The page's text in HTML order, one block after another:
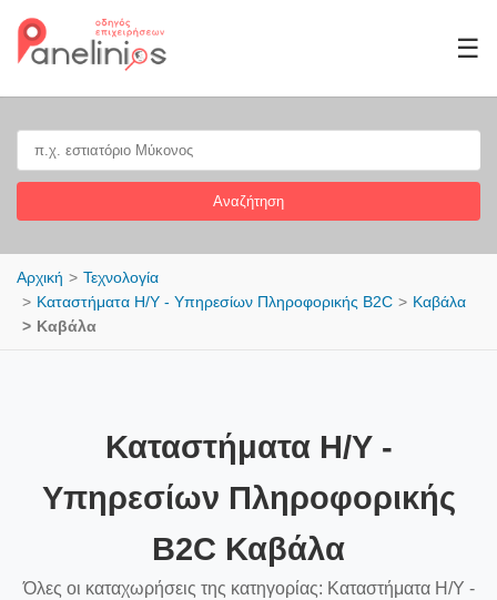
☰
Αναζήτηση
Αρχική
Τεχνολογία
Καταστήματα Η/Υ - Υπηρεσίων Πληροφορικής B2C
Καβάλα
Καβάλα
Καταστήματα Η/Υ -
Υπηρεσίων Πληροφορικής
B2C Καβάλα
Όλες οι καταχωρήσεις της κατηγορίας: Καταστήματα Η/Υ -